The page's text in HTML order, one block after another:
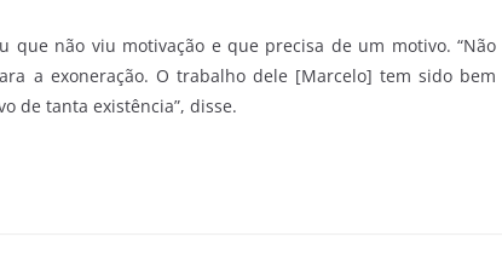
que não viu motivação e que precisa de um motivo. “Não
a exoneração. O trabalho dele [Marcelo] tem sido bem
de tanta existência”, disse.